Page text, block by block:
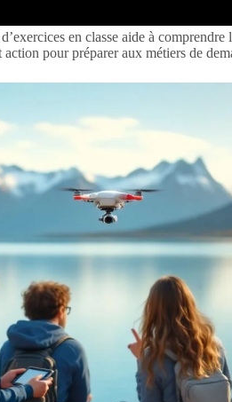
en classe aide à
pour préparer aux métiers de